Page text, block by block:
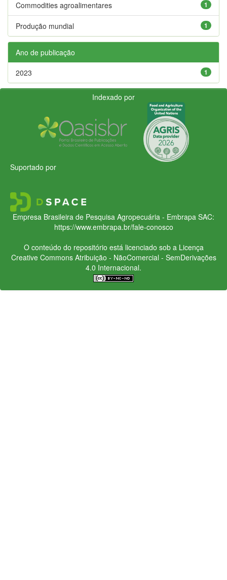
1
Commodities agroalimentares
1
Produção mundial
Ano de publicação
1
2023
Indexado por
Suportado por
Empresa Brasileira de Pesquisa Agropecuária - Embrapa SAC:
https://www.embrapa.br/fale-conosco
O conteúdo do repositório está licenciado sob a Licença
Creative CommonsAtribuição - NãoComercial - SemDerivações
4.0 Internacional.